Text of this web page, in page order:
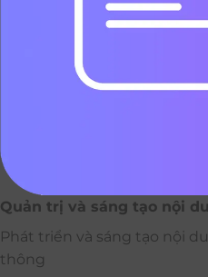
Quản trị và sáng tạo nội
Phát triển và sáng tạo nội
thông